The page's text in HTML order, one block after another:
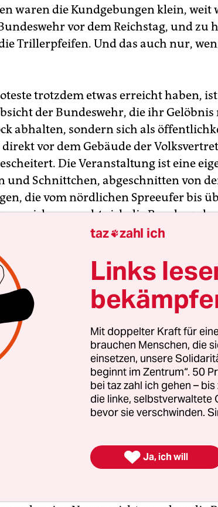
waren die Kundgebungen klein, weit
vor dem Reichstag, und zu
Trillerpfeifen. Und das auch nur,
trotzdem etwas erreicht haben,
der Bundeswehr, die ihr
abhalten, sondern sich als
vor dem Gebäude der
Die Veranstaltung ist eine
und Schnittchen, abgeschnitten von
die vom nördlichen Spreeufer bis
reichen, macht sich die
unter Touristen Freunde.
taz zahl ich
Links
Mit doppelter Kraft für
brauchen Menschen, die
einsetzen, unsere
beginnt im Zentrum“. 50
bei taz zahl ich gehen –
die linke, selbstverwaltete
bevor sie verschwinden.
 Ja, ich will